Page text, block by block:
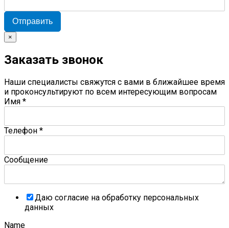
Отправить
×
Заказать звонок
Наши специалисты свяжутся с вами в ближайшее время
и проконсультируют по всем интересующим вопросам
Имя *
Телефон *
Сообщение
Даю согласие на обработку персональных
данных
Name